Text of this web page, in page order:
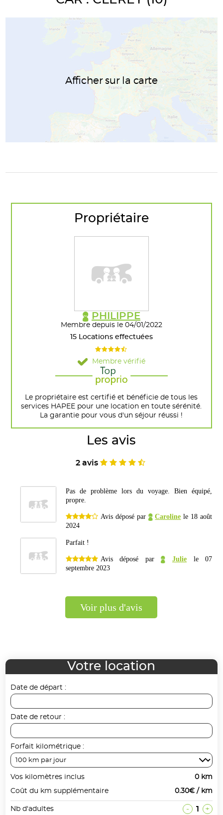
Afficher sur la carte
Propriétaire
PHILIPPE
Membre depuis le 04/01/2022
15 Locations effectuées
Membre vérifié
Le propriétaire est certifié et bénéficie de tous les
services HAPEE pour une location en toute sérénité.
La garantie pour vous d'un séjour réussi !
Les avis
2 avis
Pas de problème lors du voyage. Bien équipé,
propre.
Avis déposé par Caroline le 18 août
2024
Parfait !
Avis déposé par Julie le 07
septembre 2023
voir plus d'avis
Votre location
Date de départ :
Date de retour :
Forfait kilométrique :
Vos kilomètres inclus
0 km
Coût du km supplémentaire
0.30€ / km
Nb d'adultes - 1 +